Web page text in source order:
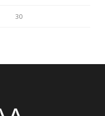
30